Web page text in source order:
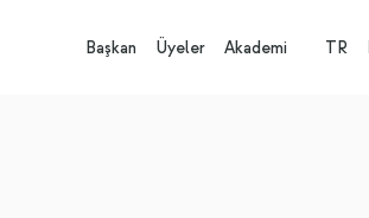
Başkan Üyeler Akademi TR